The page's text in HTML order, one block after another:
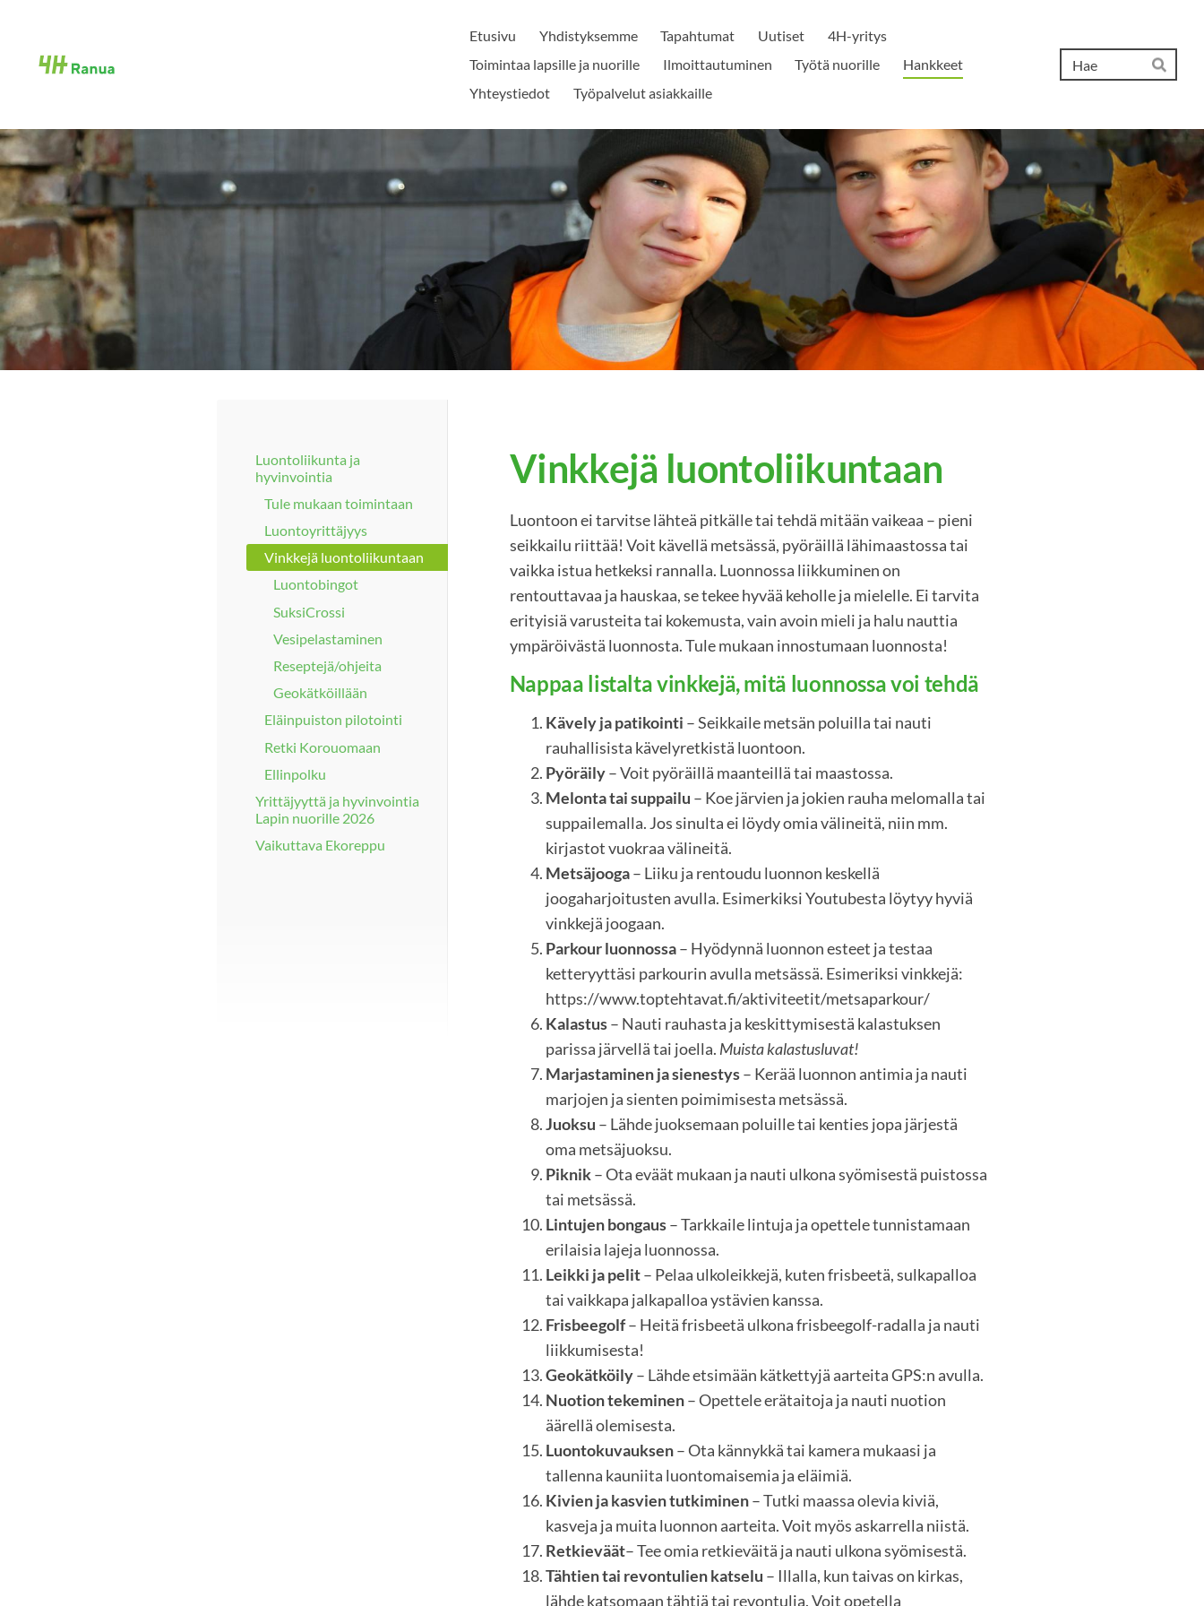
sisältöön
Ranuan 4H-yhdistys ry
Etusivu Yhdistyksemme Tapahtumat Uutiset
4H-yritys
Toimintaa lapsille ja nuorille
Ilmoittautuminen Työtä nuorille
Hankkeet
Yhteystiedot
Työpalvelut asiakkaille
Hae
Luontoliikunta ja
hyvinvointia
Tule mukaan toimintaan
Luontoyrittäjyys
Vinkkejä luontoliikuntaan
Luontobingot
SuksiCrossi
Vesipelastaminen
Reseptejä/ohjeita
Geokätköillään
Eläinpuiston pilotointi
Retki Korouomaan
Ellinpolku
Yrittäjyyttä ja hyvinvointia
Lapin nuorille 2026
Vaikuttava Ekoreppu
Vinkkejä luontoliikuntaan
Luontoon ei tarvitse lähteä pitkälle tai tehdä mitään vaikeaa – pieni
seikkailu riittää! Voit kävellä metsässä, pyöräillä lähimaastossa tai
vaikka istua hetkeksi rannalla. Luonnossa liikkuminen on
rentouttavaa ja hauskaa, se tekee hyvää keholle ja mielelle. Ei tarvita
erityisiä varusteita tai kokemusta, vain avoin mieli ja halu nauttia
ympäröivästä luonnosta. Tule mukaan innostumaan luonnosta!
Nappaa listalta vinkkejä, mitä luonnossa voi tehdä
Kävely ja patikointi – Seikkaile metsän poluilla tai nauti
rauhallisista kävelyretkistä luontoon.
Pyöräily– Voit pyöräillä maanteillä tai maastossa.
Melonta tai suppailu – Koe järvien ja jokien rauha melomalla tai
suppailemalla. Jos sinulta ei löydy omia välineitä, niin mm.
kirjastot vuokraa välineitä.
Metsäjooga– Liiku ja rentoudu luonnon keskellä
joogaharjoitusten avulla. Esimerkiksi Youtubesta löytyy hyviä
vinkkejä joogaan.
Parkour luonnossa– Hyödynnä luonnon esteet ja testaa
ketteryyttäsi parkourin avulla metsässä. Esimeriksi vinkkejä:
https://www.toptehtavat.fi/aktiviteetit/metsaparkour/
Kalastus– Nauti rauhasta ja keskittymisestä kalastuksen
parissa järvellä tai joella. Muista kalastusluvat!
Marjastaminen ja sienestys– Kerää luonnon antimia ja nauti
marjojen ja sienten poimimisesta metsässä.
Juoksu – Lähde juoksemaan poluille tai kenties jopa järjestä
oma metsäjuoksu.
Piknik– Ota eväät mukaan ja nauti ulkona syömisestä puistossa
tai metsässä.
Lintujen bongaus– Tarkkaile lintuja ja opettele tunnistamaan
erilaisia lajeja luonnossa.
Leikki ja pelit– Pelaa ulkoleikkejä, kuten frisbeetä, sulkapalloa
tai vaikkapa jalkapalloa ystävien kanssa.
Frisbeegolf– Heitä frisbeetä ulkona frisbeegolf-radalla ja nauti
liikkumisesta!
Geokätköily– Lähde etsimään kätkettyjä aarteita GPS:n avulla.
Nuotion tekeminen– Opettele erätaitoja ja nauti nuotion
äärellä olemisesta.
Luontokuvauksen– Ota kännykkä tai kamera mukaasi ja
tallenna kauniita luontomaisemia ja eläimiä.
Kivien ja kasvien tutkiminen– Tutki maassa olevia kiviä,
kasveja ja muita luonnon aarteita. Voit myös askarrella niistä.
Retkieväät– Tee omia retkieväitä ja nauti ulkona syömisestä.
Tähtien tai revontulien katselu – Illalla, kun taivas on kirkas,
lähde katsomaan tähtiä tai revontulia. Voit opetella